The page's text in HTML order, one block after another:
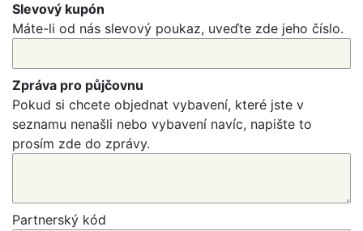
Slevový kupón
Máte-li od nás slevový poukaz, uveďte zde jeho číslo.
Zpráva pro půjčovnu
Pokud si chcete objednat vybavení, které jste v
seznamu nenašli nebo vybavení navíc, napište to
prosím zde do zprávy.
Partnerský kód